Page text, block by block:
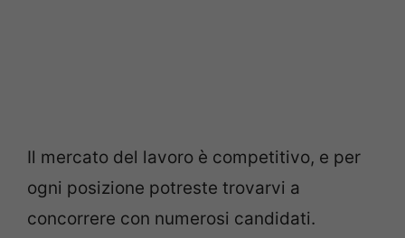
Il mercato del lavoro è competitivo, e per
ogni posizione potreste trovarvi a
concorrere con numerosi candidati.